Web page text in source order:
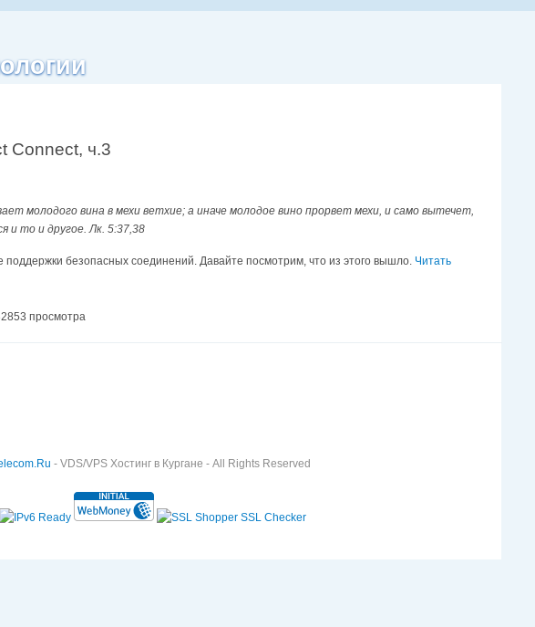
Connect, ч.3
молодого вина в мехи ветхие; а иначе молодое вино прорвет мехи, и само вытечет,
и то и другое. Лк. 5:37,38
безопасных соединений. Давайте посмотрим, что из этого вышло. Читать
просмотра
- VDS/VPS Хостинг в Кургане - All Rights Reserved